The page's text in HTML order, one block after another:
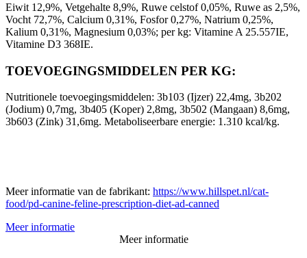
Eiwit 12,9%, Vetgehalte 8,9%, Ruwe celstof 0,05%, Ruwe as 2,5%,
Vocht 72,7%, Calcium 0,31%, Fosfor 0,27%, Natrium 0,25%,
Kalium 0,31%, Magnesium 0,03%; per kg: Vitamine A 25.557IE,
Vitamine D3 368IE.
TOEVOEGINGSMIDDELEN PER KG:
Nutritionele toevoegingsmiddelen: 3b103 (Ijzer) 22,4mg, 3b202
(Jodium) 0,7mg, 3b405 (Koper) 2,8mg, 3b502 (Mangaan) 8,6mg,
3b603 (Zink) 31,6mg. Metaboliseerbare energie: 1.310 kcal/kg.
Meer informatie van de fabrikant: https://www.hillspet.nl/cat-
food/pd-canine-feline-prescription-diet-ad-canned
Meer informatie
Meer informatie